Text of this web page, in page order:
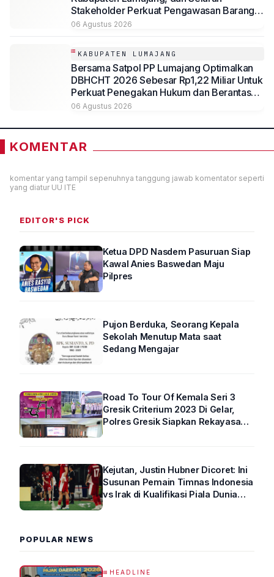
Stakeholder Perkuat Pengawasan Barang
Kena Cukai Ilegal Melalui Pemanfaatan
06 Agustus 2026
KABUPATEN LUMAJANG
Bersama Satpol PP Lumajang Optimalkan
DBHCHT 2026 Sebesar Rp1,22 Miliar Untuk
Perkuat Penegakan Hukum dan Berantas
Rokok Ilegal
06 Agustus 2026
KOMENTAR
komentar yang tampil sepenuhnya tanggung jawab komentator seperti
yang diatur UU ITE
EDITOR'S PICK
Ketua DPD Nasdem Pasuruan Siap
Kawal Anies Baswedan Maju
Pilpres
Pujon Berduka, Seorang Kepala
Sekolah Menutup Mata saat
Sedang Mengajar
Road To Tour Of Kemala Seri 3
Gresik Criterium 2023 Di Gelar,
Polres Gresik Siapkan Rekayasa
Kejutan, Justin Hubner Dicoret: Ini
Susunan Pemain Timnas Indonesia
vs Irak di Kualifikasi Piala Dunia
POPULAR NEWS
HEADLINE